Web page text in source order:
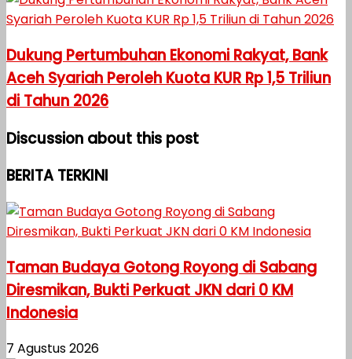
Dukung Pertumbuhan Ekonomi Rakyat, Bank
Aceh Syariah Peroleh Kuota KUR Rp 1,5 Triliun
di Tahun 2026
Discussion about this post
BERITA TERKINI
Taman Budaya Gotong Royong di Sabang
Diresmikan, Bukti Perkuat JKN dari 0 KM
Indonesia
7 Agustus 2026